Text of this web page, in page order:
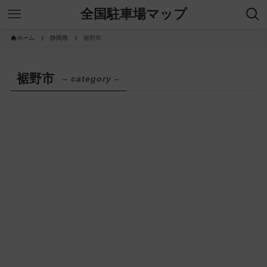
全国駐車場マップ
ホーム 静岡県 裾野市
裾野市 – category –